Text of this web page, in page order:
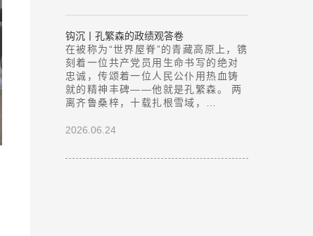
钩沉丨孔繁森的政绩观答卷
在被称为“世界屋脊”的青藏高原上，镌
刻着一位共产党员用生命书写的绝对
忠诚，传颂着一位人民公仆用热血铸
就的精神丰碑——他就是孔繁森。 两
离齐鲁桑梓，十载扎根雪域，…
2026.06.24